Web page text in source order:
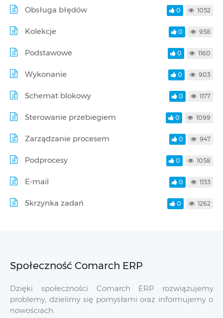
Obsługa błędów 0 1052
Kolekcje 0 958
Podstawowe 0 1160
Wykonanie 0 903
Schemat blokowy 0 1177
Sterowanie przebiegiem 0 1099
Zarządzanie procesem 0 947
Podprocesy 0 1058
E-mail 0 1133
Skrzynka zadań 0 1262
Społeczność Comarch ERP
Dzięki społeczności Comarch ERP rozwiązujemy
problemy, dzielimy się pomysłami oraz informujemy o
nowościach.